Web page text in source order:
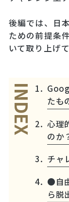
後編では、日
ための前提条
いて取り上げて
INDEX
たも
心理
のか
チャ
●自
ら脱